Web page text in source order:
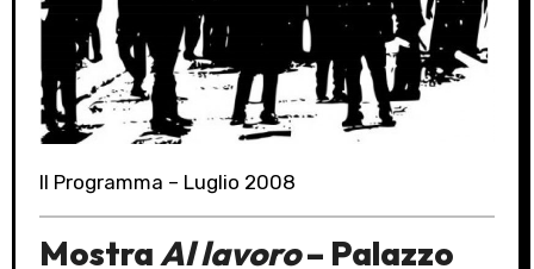
Il Programma – Luglio 2008
MostraAl lavoro– Palazzo